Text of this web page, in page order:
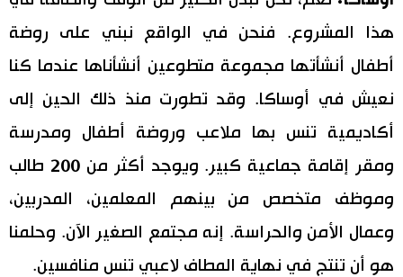
هذا المشروع. فنحن في الواقع نبني على روضة
أطفال أنشأتها مجموعة متطوعين أنشأناها عندما كنا
نعيش في أوساكا. وقد تطورت منذ ذلك الحين إلى
أكاديمية تنس بها ملاعب وروضة أطفال ومدرسة
ومقر إقامة جماعية كبير. ويوجد أكثر من 200 طالب
وموظف متخصص من بينهم المعلمين، المدربين،
وعمال الأمن والحراسة. إنه مجتمع الصغير الآن. وحلمنا
هو أن تنتج في نهاية المطاف لاعبي تنس منافسين.